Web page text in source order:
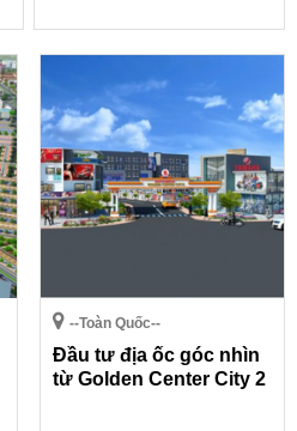
--Toàn Quốc--
Đầu tư địa ốc góc nhìn
từ Golden Center City 2